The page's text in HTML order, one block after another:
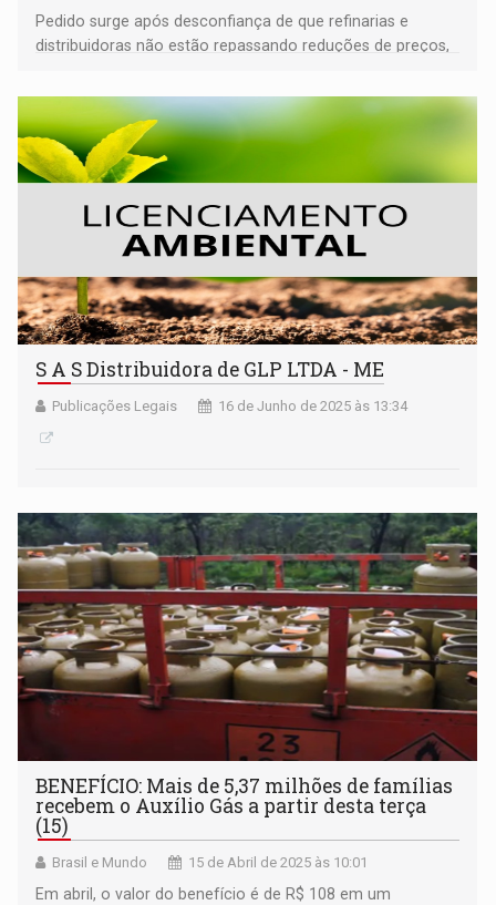
Pedido surge após desconfiança de que refinarias e
distribuidoras não estão repassando reduções de preços,
S A S Distribuidora de GLP LTDA - ME
Publicações Legais 16 de Junho de 2025 às 13:34
BENEFÍCIO: Mais de 5,37 milhões de famílias
recebem o Auxílio Gás a partir desta terça
(15)
Brasil e Mundo 15 de Abril de 2025 às 10:01
Em abril, o valor do benefício é de R$ 108 em um